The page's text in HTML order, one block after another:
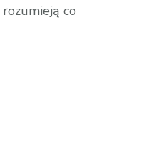
co